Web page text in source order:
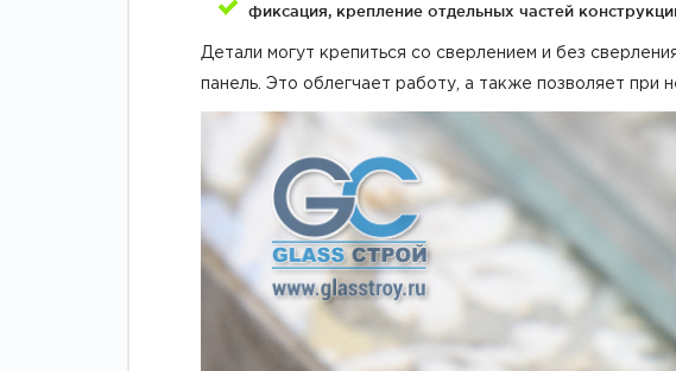
фиксация, крепление отдельных частей
Детали могут крепиться со сверлением и без
панель. Это облегчает работу, а также позволяет при